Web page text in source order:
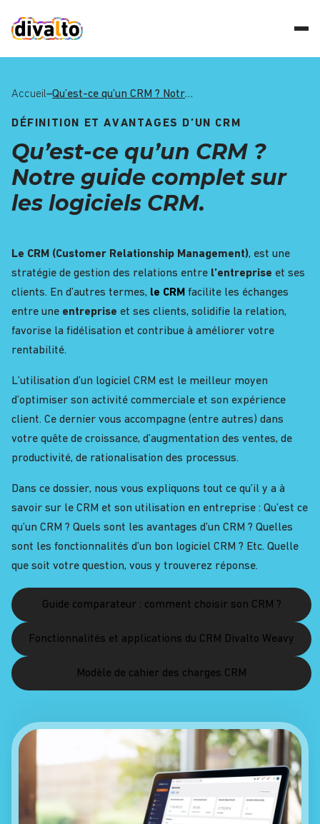
Accueil– Qu’est-ce qu’un CRM ? Notre guide complet sur les logiciels CRM.
DÉFINITION ET AVANTAGES D’UN CRM
Qu’est-ce qu’un CRM ?
Notre guide complet sur
les logiciels CRM.
Le CRM (Customer Relationship Management), est une
stratégie de gestion des relations entre l’entreprise et ses
clients. En d’autres termes, le CRM facilite les échanges
entre une entreprise et ses clients, solidifie la relation,
favorise la fidélisation et contribue à améliorer votre
rentabilité.
L’utilisation d’un logiciel CRM est le meilleur moyen
d’optimiser son activité commerciale et son expérience
client. Ce dernier vous accompagne (entre autres) dans
votre quête de croissance, d’augmentation des ventes, de
productivité, de rationalisation des processus.
Dans ce dossier, nous vous expliquons tout ce qu’il y a à
savoir sur le CRM et son utilisation en entreprise : Qu’est ce
qu’un CRM ? Quels sont les avantages d’un CRM ? Quelles
sont les fonctionnalités d’un bon logiciel CRM ? Etc. Quelle
que soit votre question, vous y trouverez réponse.
Guide comparateur : comment choisir son CRM ?
Fonctionnalités et applications du CRM Divalto Weavy
Modèle de cahier des charges CRM